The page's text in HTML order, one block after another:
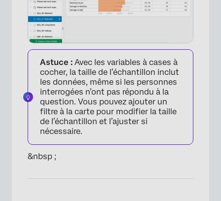
Astuce : Avec les variables à cases à
cocher, la taille de l’échantillon inclut
les données, même si les personnes
interrogées n’ont pas répondu à la
question. Vous pouvez ajouter un
filtre à la carte pour modifier la taille
de l’échantillon et l’ajuster si
nécessaire.
&nbsp ;